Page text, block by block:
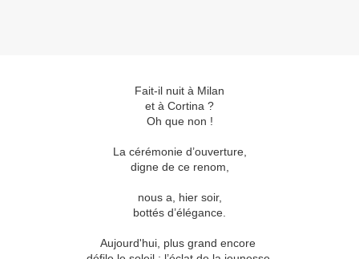
Fait-il nuit à Milan
et à Cortina ?
Oh que non !
La cérémonie d’ouverture,
digne de ce renom,
nous a, hier soir,
bottés d’élégance.
Aujourd'hui, plus grand encore